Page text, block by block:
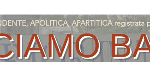
APOLITICA, APARTITICA